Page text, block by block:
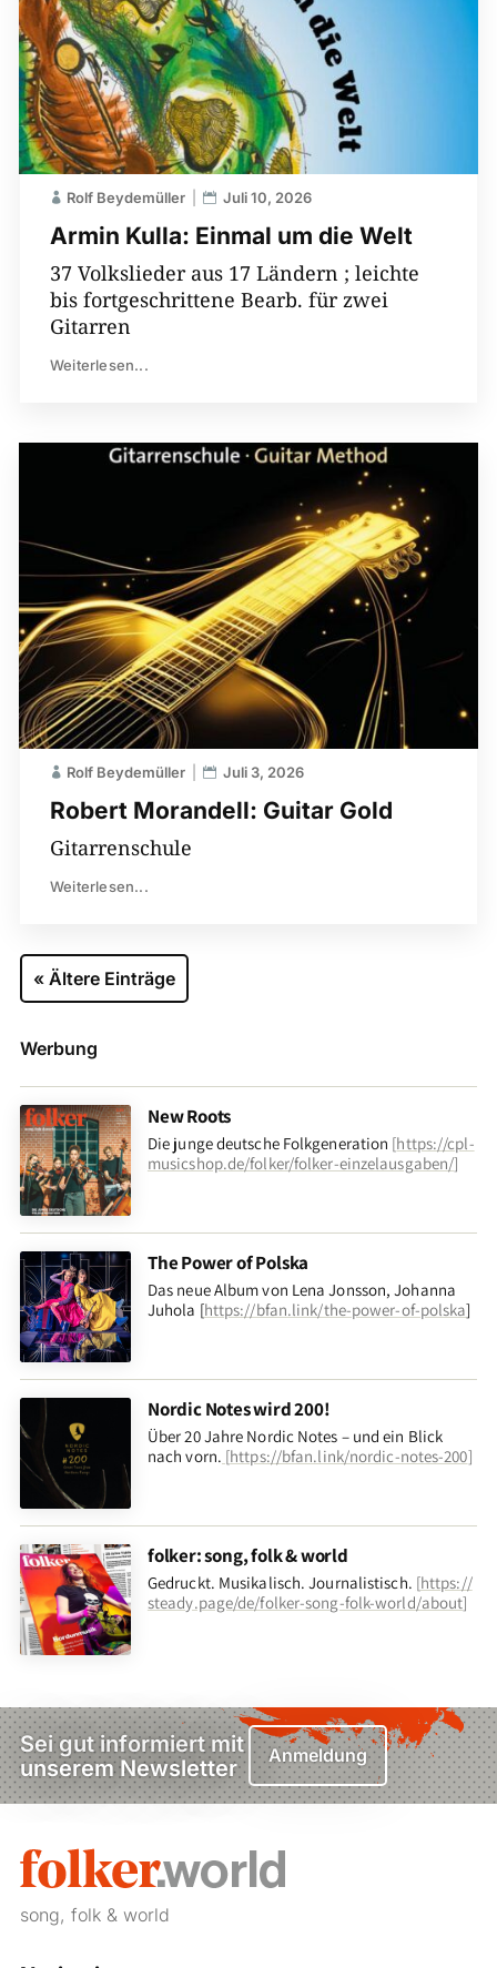
Armin Kulla: Einmal um die Welt
Rolf Beydemüller Juli 10, 2026
37 Volkslieder aus 17 Ländern ; leichte
bis fortgeschrittene Bearb. für zwei
Gitarren
Weiterlesen...
Robert Morandell: Guitar Gold
Rolf Beydemüller Juli 3, 2026
Gitarrenschule
Weiterlesen...
« Ältere Einträge
Werbung
New Roots
Die junge deutsche Folkgeneration [https://cpl-
musicshop.de/folker/folker-einzelausgaben/]
The Power of Polska
Das neue Album von Lena Jonsson, Johanna
Juhola [https://bfan.link/the-power-of-polska]
Nordic Notes wird 200!
Über 20 Jahre Nordic Notes – und ein Blick
nach vorn. [https://bfan.link/nordic-notes-200]
folker: song, folk & world
Gedruckt. Musikalisch. Journalistisch. [https://
steady.page/de/folker-song-folk-world/about]
Sei gut informiert mit
unserem Newsletter
Anmeldung
song, folk & world